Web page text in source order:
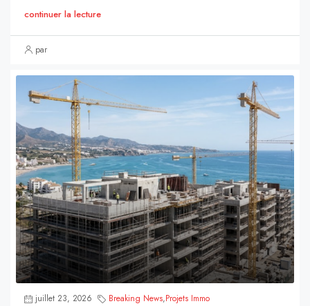
continuer la lecture
par
juillet 23, 2026 Breaking News,Projets Immo